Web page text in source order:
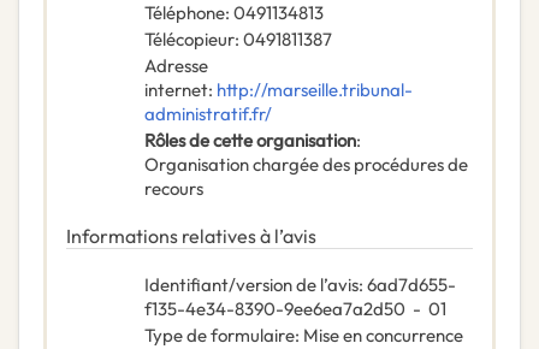
Téléphone: 0491134813
Télécopieur: 0491811387
Adresse
internet: http://marseille.tribunal-
administratif.fr/
Rôles de cette organisation:
Organisation chargée des procédures de
recours
Informations relatives à l’avis
Identifiant/version de l’avis: 6ad7d655-
f135-4e34-8390-9ee6ea7a2d50 - 01
Type de formulaire: Mise en concurrence